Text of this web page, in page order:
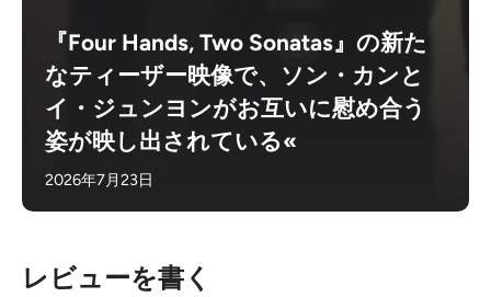
『Four Hands, Two Sonatas』の新た
なティーザー映像で、ソン・カンと
イ・ジュンヨンがお互いに慰め合う
姿が映し出されている«
2026年7月23日
レビューを書く